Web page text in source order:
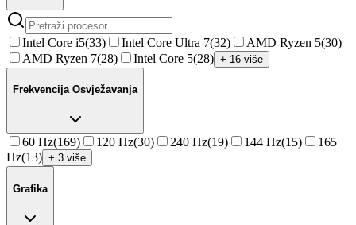
Intel Core i5(33) Intel Core Ultra 7(32) AMD Ryzen 5(30)
AMD Ryzen 7(28) Intel Core 5(28) + 16 više
Frekvencija Osvježavanja
60 Hz(169) 120 Hz(30) 240 Hz(19) 144 Hz(15)
165
Hz(13) + 3 više
Grafika